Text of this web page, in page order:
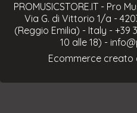
PROMUSICSTORE.IT - Pro
Via G. di Vittorio 1/a -
(Reggio Emilia) - Italy - +39
10 alle 18) -
Ecommerce creato